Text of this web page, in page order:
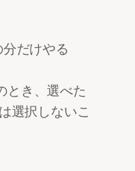
だけやる
とき、選べた
選択しないこ